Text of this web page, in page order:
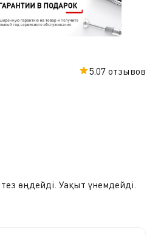
5.07 отзывов
өңдейді. Уақыт үнемдейді.